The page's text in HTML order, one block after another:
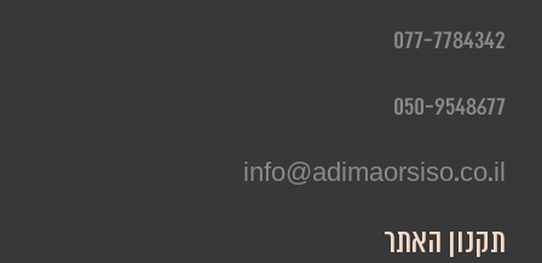
077-7784342
050-9548677
info@adimaorsiso.co.il
תקנון האתר